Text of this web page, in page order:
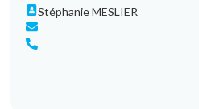
Stéphanie MESLIER